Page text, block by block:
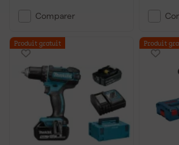
Comparer
Produit gratuit Produit